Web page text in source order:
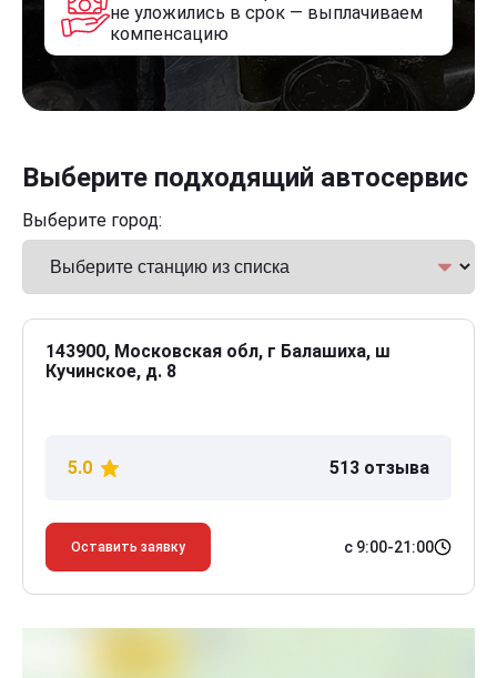
не уложились в срок — выплачиваем
компенсацию
Выберите подходящий автосервис
Выберите город:
143900, Московская обл, г Балашиха, ш
Кучинское, д. 8
5.0 513 отзыва
Оставить заявку с 9:00-21:00